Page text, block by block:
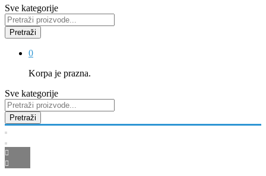
Sve kategorije
Pretraži
0
Korpa je prazna.
Sve kategorije
Pretraži